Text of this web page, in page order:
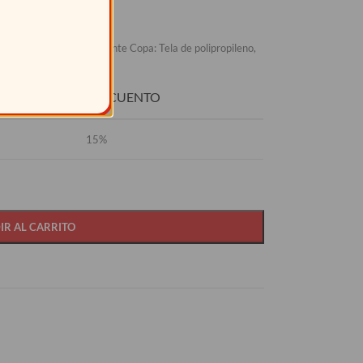
Terminación: Brillante Copa: Tela de polipropileno,
DESCUENTO
15%
AL CARRITO